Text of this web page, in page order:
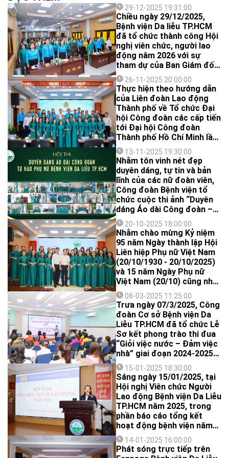
29-12-2025 19:31:00
Chiều ngày 29/12/2025,
Bệnh viện Da liễu TP.HCM
đã tổ chức thành công Hội
nghị viên chức, người lao
động năm 2026 với sự
tham dự của Ban Giám đốc,
Ban Chấp hành Công đoàn
cùng đông đảo viên chức,
người lao động của Bệnh
viện.
26-11-2025 20:00:00
Thực hiện theo hướng dẫn
của Liên đoàn Lao động
Thành phố về Tổ chức Đại
hội Công đoàn các cấp tiến
tới Đại hội Công đoàn
Thành phố Hồ Chí Minh lần
thứ I, nhiệm kỳ 2025-2030
cũng như nhằm đánh giá lại
những kết quả đã đạt được
từ năm 2023 đến nay, đề ra
phương hướng nhiệm vụ
nhiệm kỳ 2023 – 2028, kéo
dài đến năm 2030, chiều
ngày 24/11/2025, Công
đoàn Cơ sở (CĐCS) Bệnh
viện Da Liễu TPHCM đã tổ
chức Hội nghị Ban Chấp
hành mở rộng, nhiệm kỳ
2023 - 2028, kéo dài đến
năm 2030.
13-11-2025 19:30:00
Nhằm tôn vinh nét đẹp
duyên dáng, tự tin và bản
lĩnh của các nữ đoàn viên,
Công đoàn Bệnh viện tổ
chức cuộc thi ảnh “Duyên
dáng Áo dài Công đoàn –
Tự hào Phụ nữ Bệnh viện”.
Sau vòng sơ khảo, Ban Tổ
Chức đã tuyển chọn được
12 bức ảnh xuất sắc nhất
để bước vào Vòng 2 – Bình
chọn trên Fanpage.
20-10-2025 18:00:00
Nhằm chào mừng Kỷ niệm
95 năm Ngày thành lập Hội
Liên hiệp Phụ nữ Việt Nam
(20/10/1930 - 20/10/2025)
và 15 năm Ngày Phụ nữ
Việt Nam (20/10) cũng như
tôn vinh nét đặc sắc của
trang phục Áo dài Việt Nam
với lịch sử hình thành, phát
triển phong phú, ngày
20/10/2025, Ban Chấp hành
Công đoàn Bệnh viện Da
Liễu TP.HCM đã trao tặng
01 Bộ Áo dài đến mỗi nữ
công đoàn viên hiện đang
công tác tại Bệnh viện,
đồng thời phát động Hội
thi "Duyên dáng áo dài - Tự
hào Phụ nữ Bệnh viện Da
Liễu" đến toàn thể tổ công
đoàn.
08-03-2025 11:25:00
Trưa ngày 07/3/2025, Công
đoàn Cơ sở Bệnh viện Da
Liễu TP.HCM đã tổ chức Lễ
Sơ kết phong trào thi đua
“Giỏi việc nước – Đảm việc
nhà” giai đoạn 2024-2025
cũng như chuỗi các hoạt
động dành cho các nữ
công đoàn viên bệnh viện
trong khuôn khổ chương
trình Kỷ niệm 115 năm ngày
Quốc tế Phụ nữ
(08/3/1910-08/3/2025) và
1985 năm cuộc khởi nghĩa
Hai Bà Trưng. Theo đó, Ban
Chấp hành Công đoàn Cơ
15-01-2025 18:30:00
Sáng ngày 15/01/2025, tại
Hội nghị Viên chức Người
Lao động Bệnh viện Da Liễu
TP.HCM năm 2025, trong
phần báo cáo tổng kết
hoạt động bệnh viện năm
2024, BS.CKII Nguyễn Thị
Phan Thúy - Giám đốc Bệnh
viện Da Liễu TP.HCM đã
14-01-2025 16:00:00
Phát sóng trực tiếp trên